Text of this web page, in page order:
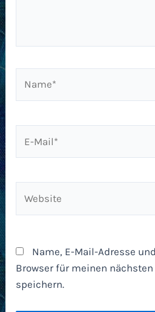
Mail*
Name, E-Mail-Adresse
Browser für meinen
speichern.